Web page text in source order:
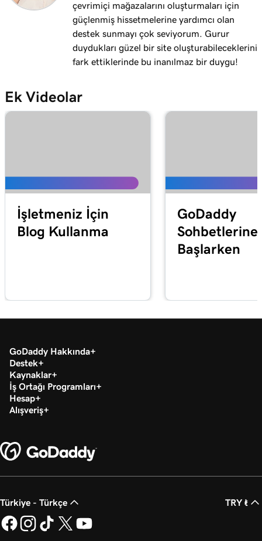
çevrimiçi mağazalarını oluşturmaları için
güçlenmiş hissetmelerine yardımcı olan
destek sunmayı çok seviyorum. Gurur
duydukları güzel bir site oluşturabileceklerini
fark ettiklerinde bu inanılmaz bir duygu!
Ek Videolar
İşletmeniz İçin
Blog Kullanma
GoDaddy
Sohbetlerine
Başlarken
GoDaddy Hakkında
Destek
Kaynaklar
İş Ortağı Programları
Hesap
Alışveriş
Türkiye - Türkçe TRY ₺